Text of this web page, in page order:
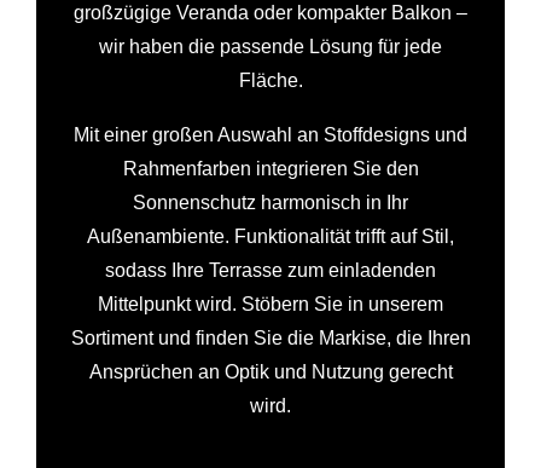
großzügige Veranda oder kompakter Balkon –
wir haben die passende Lösung für jede
Fläche.
Mit einer großen Auswahl an Stoffdesigns und
Rahmenfarben integrieren Sie den
Sonnenschutz harmonisch in Ihr
Außenambiente. Funktionalität trifft auf Stil,
sodass Ihre Terrasse zum einladenden
Mittelpunkt wird. Stöbern Sie in unserem
Sortiment und finden Sie die Markise, die Ihren
Ansprüchen an Optik und Nutzung gerecht
wird.